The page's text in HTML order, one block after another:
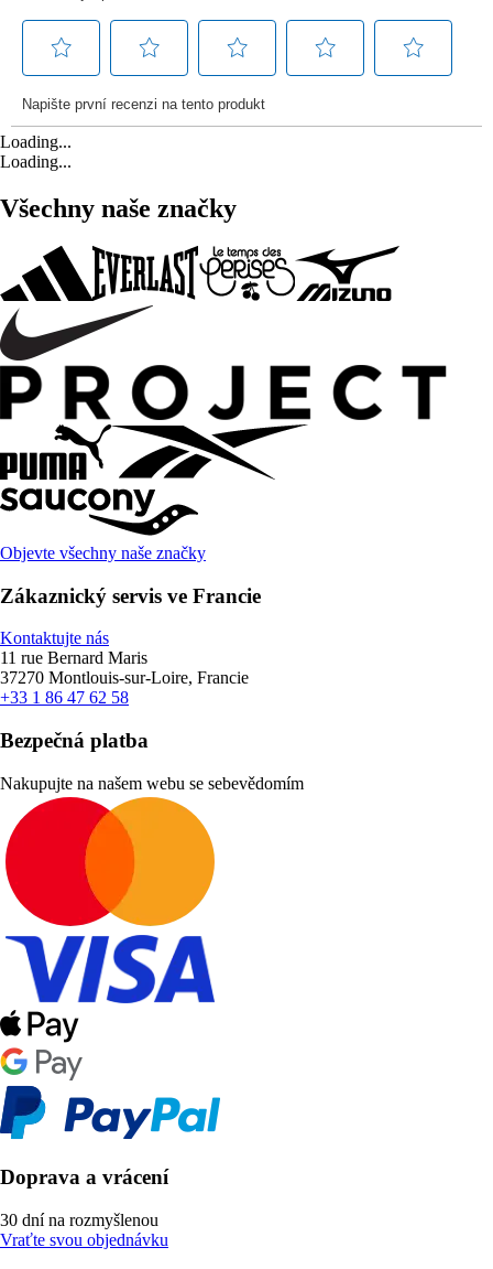
Loading...
Loading...
Všechny naše značky
Objevte všechny naše značky
Zákaznický servis ve Francie
Kontaktujte nás
11 rue Bernard Maris
37270 Montlouis-sur-Loire, Francie
+33 1 86 47 62 58
Bezpečná platba
Nakupujte na našem webu se sebevědomím
Doprava a vrácení
30 dní na rozmyšlenou
Vraťte svou objednávku